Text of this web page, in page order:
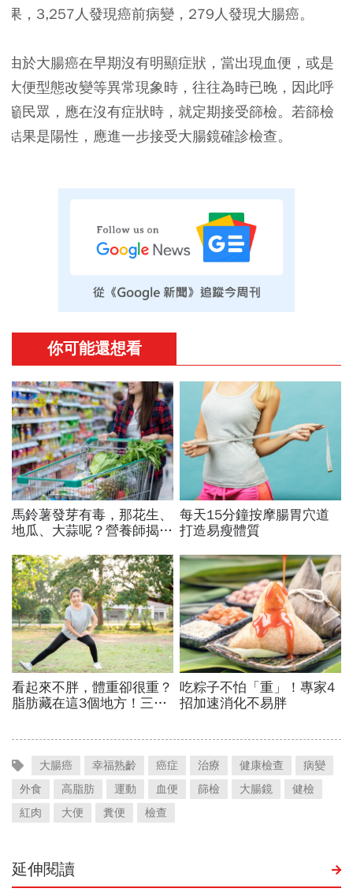
果，3,257人發現癌前病變，279人發現大腸癌。
由於大腸癌在早期沒有明顯症狀，當出現血便，或是
大便型態改變等異常現象時，往往為時已晚，因此呼
籲民眾，應在沒有症狀時，就定期接受篩檢。若篩檢
結果是陽性，應進一步接受大腸鏡確診檢查。
大腸癌 幸福熟齡 癌症 治療 健康檢查
病變
外食
高脂肪 運動 血便 篩檢 大腸鏡
健檢
紅肉
大便 糞便 檢查
延伸閱讀